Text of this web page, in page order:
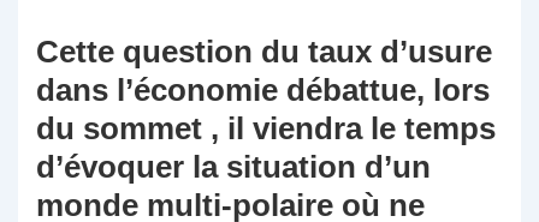
Cette question du taux d’usure
dans l’économie débattue, lors
du sommet , il viendra le temps
d’évoquer la situation d’un
monde multi-polaire où ne